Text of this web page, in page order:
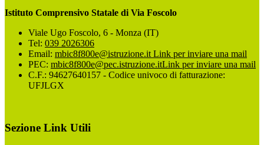
Istituto Comprensivo Statale di Via Foscolo
Viale Ugo Foscolo, 6 - Monza (IT)
Tel: 039 2026306
Email: mbic8f800e@istruzione.it Link per inviare una mail
PEC: mbic8f800e@pec.istruzione.itLink per inviare una mail
C.F.: 94627640157 - Codice univoco di fatturazione:
UFJLGX
Sezione Link Utili